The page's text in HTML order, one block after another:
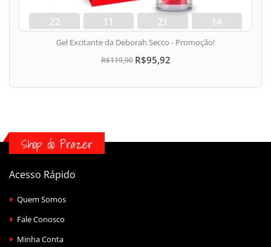
22
dias
11
hora
21
min
13
seg
Gel Excitante da Deborah Secco - Promoção!
R$119,90 R$95,92
Shop do Prazer
Acesso Rápido
Quem Somos
Fale Conosco
Minha Conta